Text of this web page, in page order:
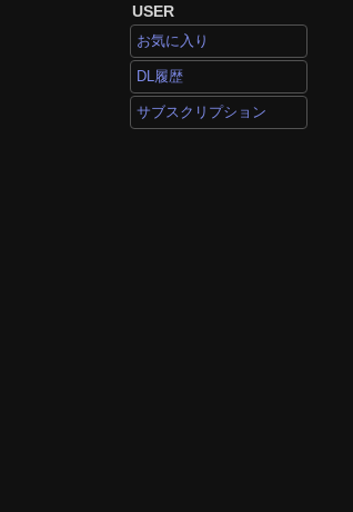
USER
お気に入り
DL履歴
サブスクリプション